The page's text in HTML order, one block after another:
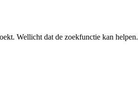
Wellicht dat de zoekfunctie kan helpen.